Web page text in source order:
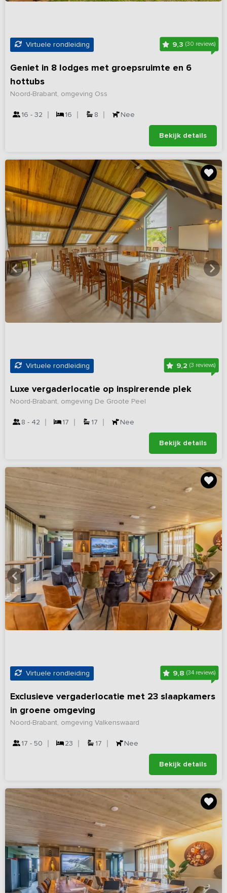
Virtuele rondleiding 9,3 (30 reviews)
Geniet in 8 lodges met groepsruimte en 6
hottubs
Noord-Brabant, omgeving Oss
16 - 32 16 8 Nee
Bekijk details
Virtuele rondleiding 9,2(3 reviews)
Luxe vergaderlocatie op inspirerende plek
Noord-Brabant, omgeving De Groote Peel
8 - 42 17 17 Nee
Bekijk details
Virtuele rondleiding 9,8 (34 reviews)
Exclusieve vergaderlocatie met 23 slaapkamers
in groene omgeving
Noord-Brabant, omgeving Valkenswaard
17 - 50 23 17 Nee
Bekijk details